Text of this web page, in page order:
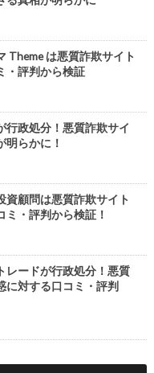
Theme は悪質詐欺サイト
・評判から検証
行政処分！悪質詐欺サイ
明らかに！
資顧問は悪質詐欺サイト
ミ・評判から検証！
レードが行政処分！悪質
に対する口コミ・評判